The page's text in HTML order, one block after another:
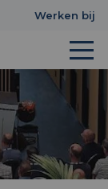
Werken bij